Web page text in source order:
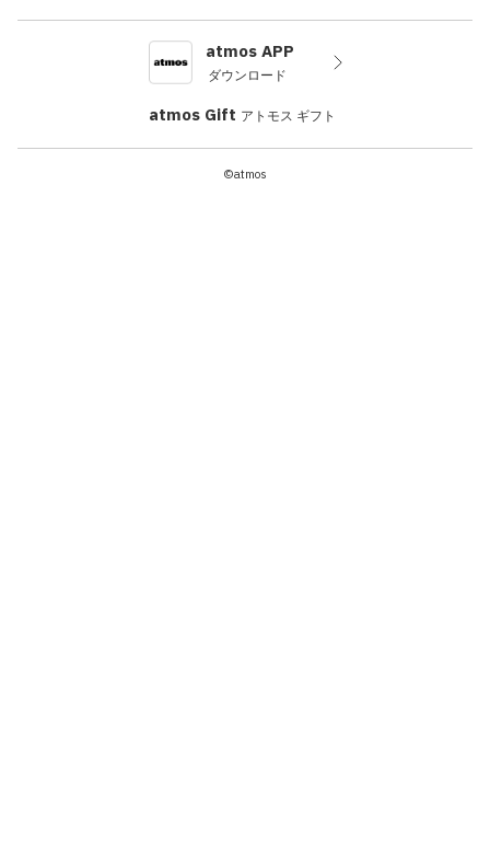
atmos APP
ダウンロード
atmos Gift アトモス ギフト
©atmos